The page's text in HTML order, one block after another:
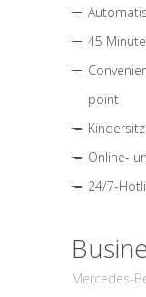
45
point
Online-
24/7-
Mercedes-